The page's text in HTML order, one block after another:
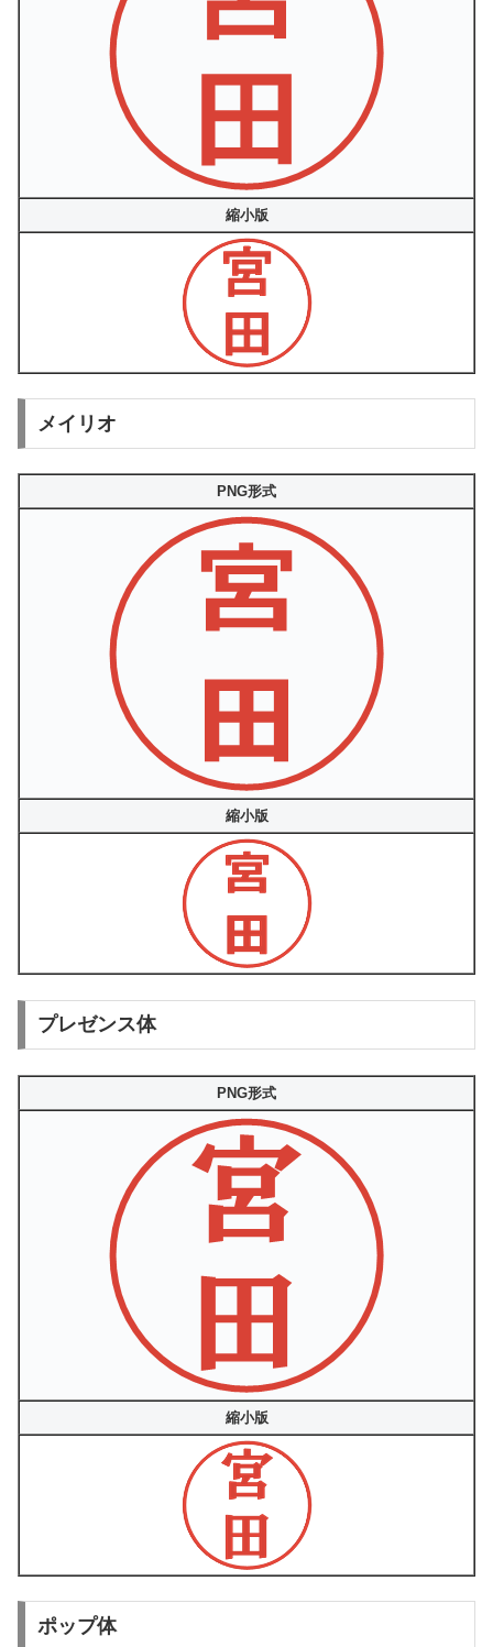
縮小版
メイリオ
PNG形式
縮小版
プレゼンス体
PNG形式
縮小版
ポップ体